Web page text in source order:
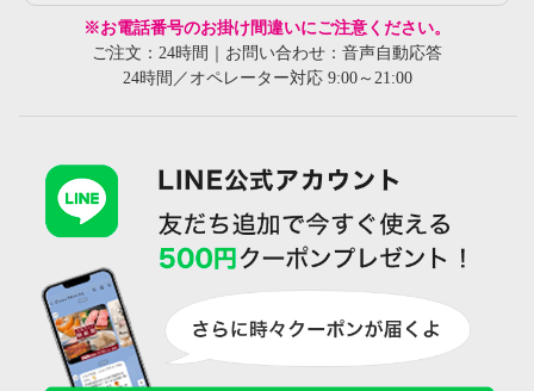
※お電話番号のお掛け間違いにご注意ください。
ご注文：24時間｜お問い合わせ：音声自動応答
24時間／オペレーター対応 9:00～21:00